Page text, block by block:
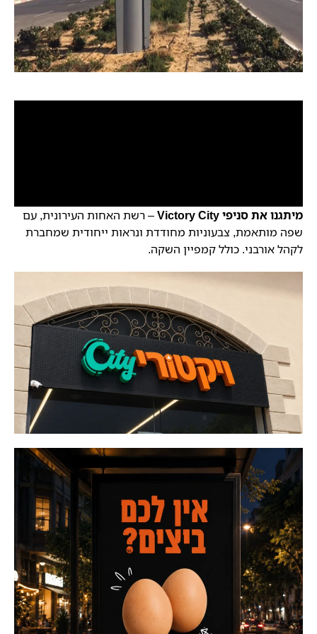
מיתגנו את סניפי Victory City
– רשת האחות העירונית, עם
שפה מותאמת, צבעוניות מחודדת ונראות ייחודית שמחברת
לקהל אורבני. כולל קמפיין השקה.